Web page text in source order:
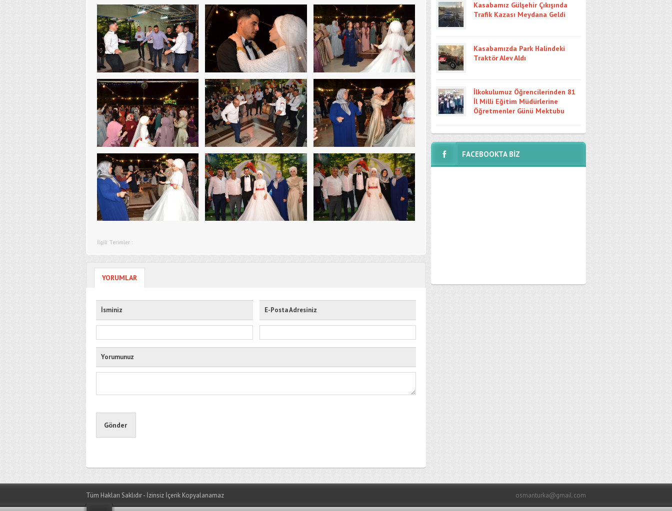
İlgili Terimler :
YORUMLAR
İsminiz E-Posta Adresiniz
Yorumunuz
Kasabamız Gülşehir Çıkışında
Trafik Kazası Meydana Geldi
Kasabamızda Park Halindeki
Traktör Alev Aldı
İlkokulumuz Öğrencilerinden 81
İl Milli Eğitim Müdürlerine
Öğretmenler Günü Mektubu
FACEBOOKTA BİZ
Tüm Hakları Saklıdır - İzinsiz İçerik Kopyalanamaz osmanturka@gmail.com